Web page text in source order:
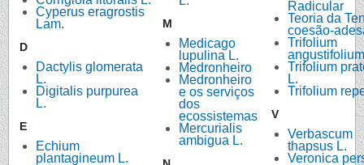
Cyperus eragrostis
Lam.
D
Dactylis glomerata
L.
Digitalis purpurea
L.
E
Echium
plantagineum L.
M
Medicago
lupulina L.
Medronheiro
Medronheiro
e os serviços
dos
ecossistemas
Mercurialis
ambigua L.
Radicular
Teoria da
coesão-
Trifolium
Trifolium
L.
Trifolium
V
Verbascum
thapsus L.
Veronica